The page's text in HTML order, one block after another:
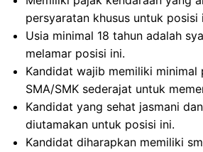
persyaratan khusus untuk posisi
Usia minimal 18 tahun adalah
melamar posisi ini.
Kandidat wajib memiliki minimal
SMA/SMK sederajat untuk
Kandidat yang sehat jasmani
diutamakan untuk posisi ini.
Kandidat diharapkan memiliki